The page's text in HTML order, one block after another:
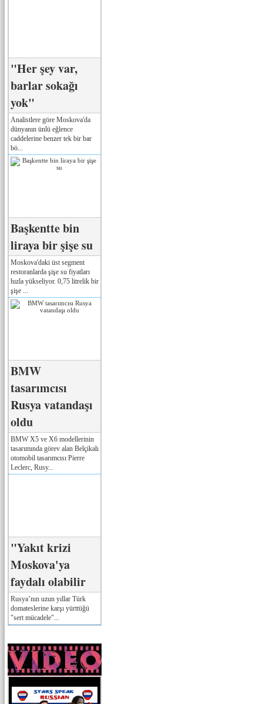
"Her şey var,
barlar sokağı
yok"
Analistlere göre Moskova'da
dünyanın ünlü eğlence
caddelerine benzer tek bir bar
bö...
Başkentte bin
liraya bir şişe su
Moskova'daki üst segment
restoranlarda şişe su fiyatları
hızla yükseliyor. 0,75 litrelik bir
şişe ...
BMW
tasarımcısı
Rusya vatandaşı
oldu
BMW X5 ve X6 modellerinin
tasarımında görev alan Belçikalı
otomobil tasarımcısı Pierre
Leclerc, Rusy...
"Yakıt krizi
Moskova'ya
faydalı olabilir
Rusya’nın uzun yıllar Türk
domateslerine karşı yürttüğü
"sert mücadele"...